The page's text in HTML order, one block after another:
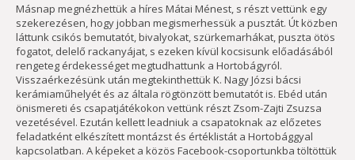
Másnap megnézhettük a híres Mátai Ménest, s részt vettünk egy
szekerezésen, hogy jobban megismerhessük a pusztát. Út közben
láttunk csikós bemutatót, bivalyokat, szürkemarhákat, puszta ötös
fogatot, delelő rackanyájat, s ezeken kívül kocsisunk előadásából
rengeteg érdekességet megtudhattunk a Hortobágyról.
Visszaérkezésünk után megtekinthettük K. Nagy Józsi bácsi
kerámiaműhelyét és az általa rögtönzött bemutatót is. Ebéd után
önismereti és csapatjátékokon vettünk részt Zsom-Zajti Zsuzsa
vezetésével. Ezután kellett leadniuk a csapatoknak az előzetes
feladatként elkészített montázst és értéklistát a Hortobággyal
kapcsolatban. A képeket a közös Facebook-csoportunkba töltöttük